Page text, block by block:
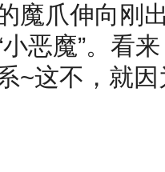
魔爪伸向刚
恶魔”。看
~这不，就